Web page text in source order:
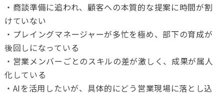
・商談準備に追われ、顧客への本質的な提案に時間が割
けていない
・プレイングマネージャーが多忙を極め、部下の育成が
後回しになっている
・営業メンバーごとのスキルの差が激しく、成果が属人
化している
・AIを活用したいが、具体的にどう営業現場に落とし込